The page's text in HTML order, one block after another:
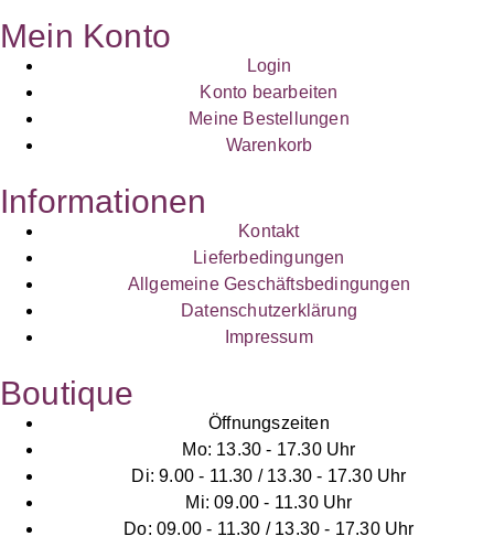
Mein Konto
Login
Konto bearbeiten
Meine Bestellungen
Warenkorb
Informationen
Kontakt
Lieferbedingungen
Allgemeine Geschäftsbedingungen
Datenschutzerklärung
Impressum
Boutique
Öffnungszeiten
Mo: 13.30 - 17.30 Uhr
Di: 9.00 - 11.30 / 13.30 - 17.30 Uhr
Mi: 09.00 - 11.30 Uhr
Do: 09.00 - 11.30 / 13.30 - 17.30 Uhr